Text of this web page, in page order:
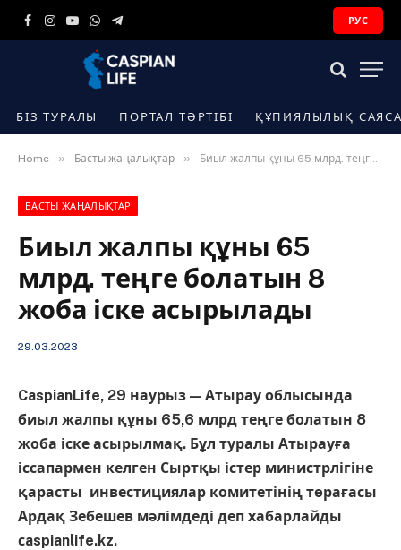
Facebook
Instagram
YouTube
WhatsApp
Telegram
РУС
БІЗ ТУРАЛЫ ПОРТАЛ ТӘРТІБІ ҚҰПИЯЛЫЛЫҚ
Home » Басты жаңалықтар » Биыл жалпы құны 65 млрд. теңге болатын 8 жоба іске асырылады
БАСТЫ ЖАҢАЛЫҚТАР
Биыл жалпы құны 65
млрд. теңге болатын 8
жоба іске асырылады
29.03.2023
CaspianLife, 29 наурыз — Атырау облысында
биыл жалпы құны 65,6 млрд теңге болатын 8
жоба іске асырылмақ. Бұл туралы Атырауға
іссапармен келген Сыртқы істер министрлігіне
қарасты инвестициялар комитетінің төрағасы
Ардақ Зебешев мәлімдеді деп хабарлайды
сaspianlife.kz.